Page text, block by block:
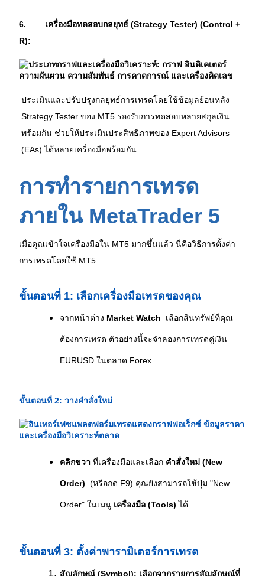
6.
เครื่องมือทดสอบกลยุทธ์ (Strategy Tester) (Control +
R):
ประเมินและปรับปรุงกลยุทธ์การเทรดโดยใช้ข้อมูลย้อนหลัง
Strategy Tester ของ MT5 รองรับการทดสอบหลายสกุลเงิน
พร้อมกัน ช่วยให้ประเมินประสิทธิภาพของ Expert Advisors
(EAs) ได้หลายเครื่องมือพร้อมกัน
การทำรายการเทรด
ภายใน MetaTrader 5
เมื่อคุณเข้าใจเครื่องมือใน MT5 มากขึ้นแล้ว นี่คือวิธีการตั้งค่า
การเทรดโดยใช้ MT5
ขั้นตอนที่ 1: เลือกเครื่องมือเทรดของคุณ
จากหน้าต่าง Market Watch เลือกสินทรัพย์ที่คุณ
ต้องการเทรด ตัวอย่างนี้จะจำลองการเทรดคู่เงิน
EURUSD ในตลาด Forex
ขั้นตอนที่ 2: วางคำสั่งใหม่
คลิกขวา ที่เครื่องมือและเลือก คำสั่งใหม่ (New
Order) (หรือกด F9) คุณยังสามารถใช้ปุ่ม "New
Order" ในเมนู เครื่องมือ (Tools) ได้
ขั้นตอนที่ 3: ตั้งค่าพารามิเตอร์การเทรด
สัญลักษณ์ (Symbol): เลือกจากรายการสัญลักษณ์ที่